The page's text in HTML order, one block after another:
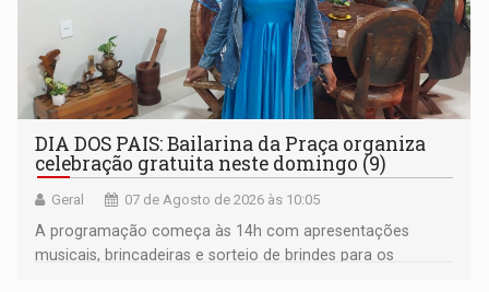
DIA DOS PAIS: Bailarina da Praça organiza
celebração gratuita neste domingo (9)
Geral 07 de Agosto de 2026 às 10:05
A programação começa às 14h com apresentações
musicais, brincadeiras e sorteio de brindes para os